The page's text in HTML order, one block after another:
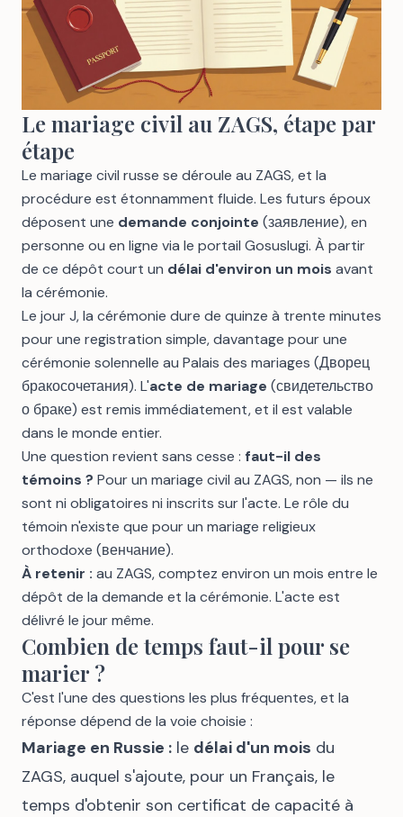
Le mariage civil au ZAGS, étape par
étape
Le mariage civil russe se déroule au ZAGS, et la
procédure est étonnamment fluide. Les futurs époux
déposent une demande conjointe (заявление), en
personne ou en ligne via le portail Gosuslugi. À partir
de ce dépôt court un délai d'environ un mois avant
la cérémonie.
Le jour J, la cérémonie dure de quinze à trente minutes
pour une registration simple, davantage pour une
cérémonie solennelle au Palais des mariages (Дворец
бракосочетания). L'acte de mariage (свидетельство
о браке) est remis immédiatement, et il est valable
dans le monde entier.
Une question revient sans cesse : faut-il des
témoins ? Pour un mariage civil au ZAGS, non — ils ne
sont ni obligatoires ni inscrits sur l'acte. Le rôle du
témoin n'existe que pour un mariage religieux
orthodoxe (венчание).
À retenir : au ZAGS, comptez environ un mois entre le
dépôt de la demande et la cérémonie. L'acte est
délivré le jour même.
Combien de temps faut-il pour se
marier ?
C'est l'une des questions les plus fréquentes, et la
réponse dépend de la voie choisie :
Mariage en Russie : le délai d'un mois du
ZAGS, auquel s'ajoute, pour un Français, le
temps d'obtenir son certificat de capacité à